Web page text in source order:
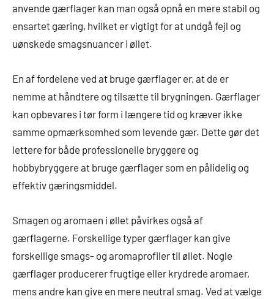
anvende gærflager kan man også opnå en mere stabil og
ensartet gæring, hvilket er vigtigt for at undgå fejl og
uønskede smagsnuancer i øllet.
En af fordelene ved at bruge gærflager er, at de er
nemme at håndtere og tilsætte til brygningen. Gærflager
kan opbevares i tør form i længere tid og kræver ikke
samme opmærksomhed som levende gær. Dette gør det
lettere for både professionelle bryggere og
hobbybryggere at bruge gærflager som en pålidelig og
effektiv gæringsmiddel.
Smagen og aromaen i øllet påvirkes også af
gærflagerne. Forskellige typer gærflager kan give
forskellige smags- og aromaprofiler til øllet. Nogle
gærflager producerer frugtige eller krydrede aromaer,
mens andre kan give en mere neutral smag. Ved at vælge